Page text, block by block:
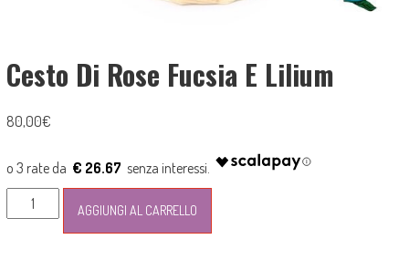
Cesto Di Rose Fucsia E Lilium
80,00€
€ 26.67
Cesto
di
AGGIUNGI AL CARRELLO